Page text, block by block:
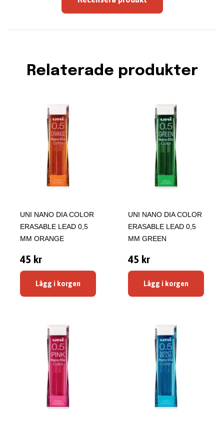
Relaterade produkter
UNI NANO DIA COLOR
ERASABLE LEAD 0,5
MM ORANGE
45 kr
Lägg i korgen
UNI NANO DIA COLOR
ERASABLE LEAD 0,5
MM GREEN
45 kr
Lägg i korgen